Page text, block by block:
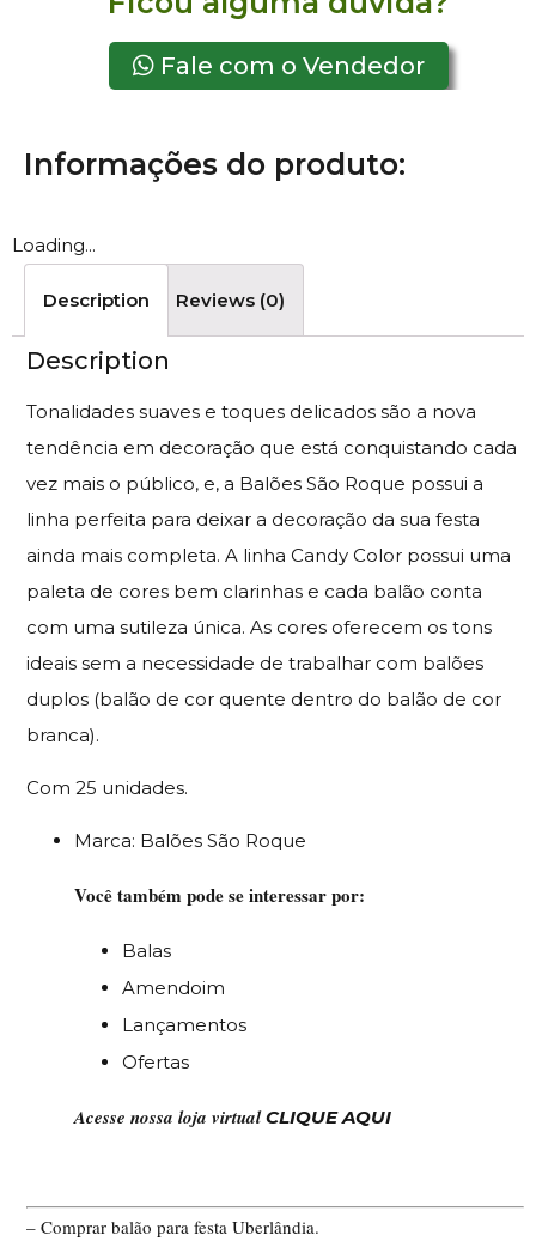
Fale com o Vendedor
Informações do produto:
Loading...
Description Reviews (0)
Description
Tonalidades suaves e toques delicados são a nova
tendência em decoração que está conquistando cada
vez mais o público, e, a Balões São Roque possui a
linha perfeita para deixar a decoração da sua festa
ainda mais completa. A linha Candy Color possui uma
paleta de cores bem clarinhas e cada balão conta
com uma sutileza única. As cores oferecem os tons
ideais sem a necessidade de trabalhar com balões
duplos (balão de cor quente dentro do balão de cor
branca).
Com 25 unidades.
Marca: Balões São Roque
Você também pode se interessar por:
Balas
Amendoim
Lançamentos
Ofertas
Acesse nossa loja virtualCLIQUE AQUI
– Comprar balão para festa Uberlândia.